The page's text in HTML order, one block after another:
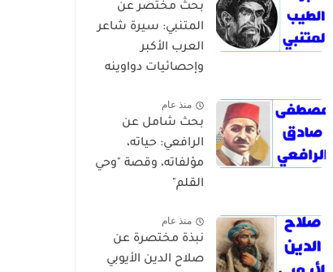
بحث مختصر عن
المتنبي: سيرة شاعر
العرب الأكبر
وإحصائيات دواوينه
منذ عام
بحث شامل عن
الرافعي: حياته،
مؤلفاته، وقصة "وحي
القلم"
منذ عام
نبذة مختصرة عن
صلاح الدين الأيوبي